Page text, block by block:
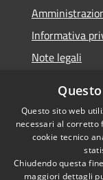
Informativa
Note legali
Accessibilità
Questo sito web
necessari al corretto
cookie tecnico
Chiudendo questa
maggiori dettagli